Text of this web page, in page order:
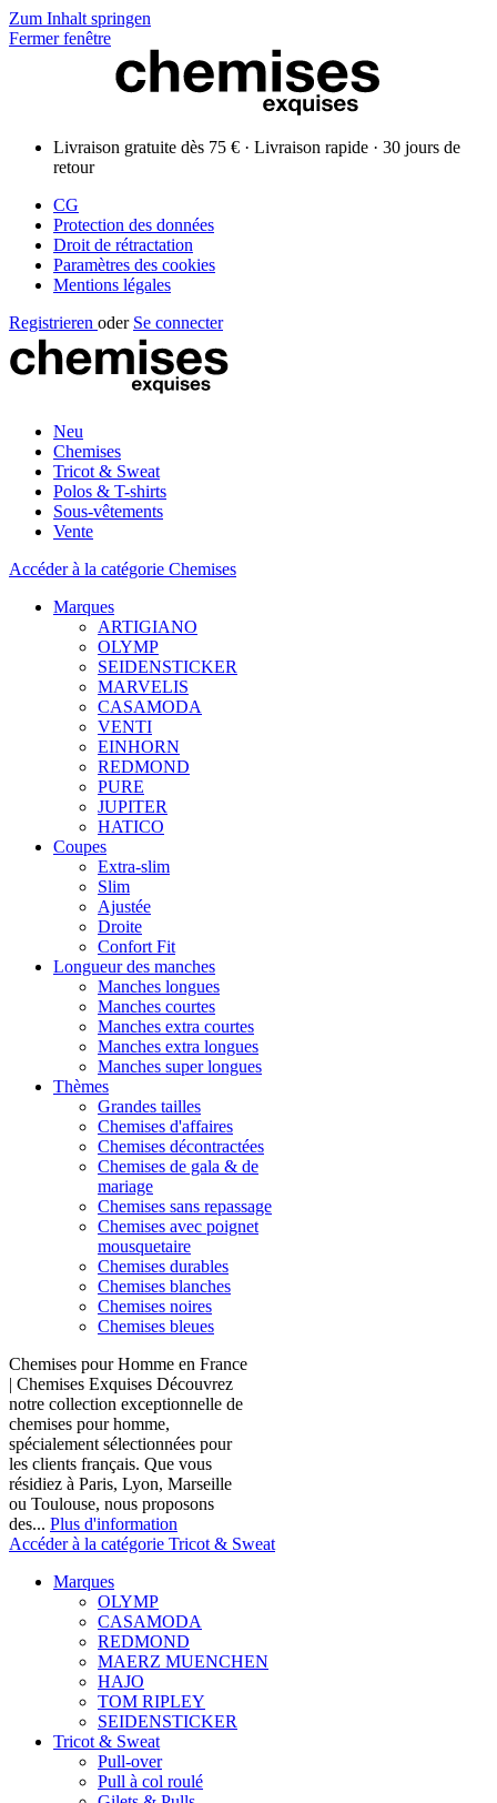
Zum Inhalt springen
Fermer fenêtre
Livraison gratuite dès 75 € · Livraison rapide · 30 jours de
retour
CG
Protection des données
Droit de rétractation
Paramètres des cookies
Mentions légales
Registrieren oder Se connecter
Neu
Chemises
Tricot & Sweat
Polos & T-shirts
Sous-vêtements
Vente
Accéder à la catégorie Chemises
Marques
ARTIGIANO
OLYMP
SEIDENSTICKER
MARVELIS
CASAMODA
VENTI
EINHORN
REDMOND
PURE
JUPITER
HATICO
Coupes
Extra-slim
Slim
Ajustée
Droite
Confort Fit
Longueur des manches
Manches longues
Manches courtes
Manches extra courtes
Manches extra longues
Manches super longues
Thèmes
Grandes tailles
Chemises d'affaires
Chemises décontractées
Chemises de gala & de
mariage
Chemises sans repassage
Chemises avec poignet
mousquetaire
Chemises durables
Chemises blanches
Chemises noires
Chemises bleues
Chemises pour Homme en France
| Chemises Exquises Découvrez
notre collection exceptionnelle de
chemises pour homme,
spécialement sélectionnées pour
les clients français. Que vous
résidiez à Paris, Lyon, Marseille
ou Toulouse, nous proposons
des... Plus d'information
Accéder à la catégorie Tricot & Sweat
Marques
OLYMP
CASAMODA
REDMOND
MAERZ MUENCHEN
HAJO
TOM RIPLEY
SEIDENSTICKER
Tricot & Sweat
Pull-over
Pull à col roulé